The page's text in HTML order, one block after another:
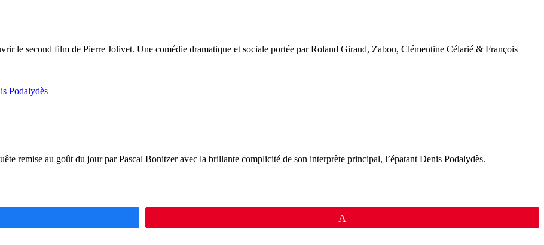
le second film de Pierre Jolivet. Une comédie dramatique et sociale portée par Roland Giraud, Zabou, Clémentine Célarié & François
remise au goût du jour par Pascal Bonitzer avec la brillante complicité de son interprète principal, l’épatant Denis Podalydès.